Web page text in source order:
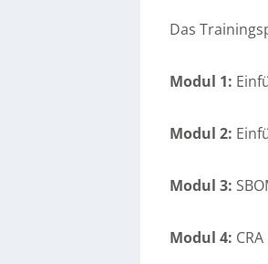
Das
Modul 1:
Modul 2:
Modul 3:
Modul 4: